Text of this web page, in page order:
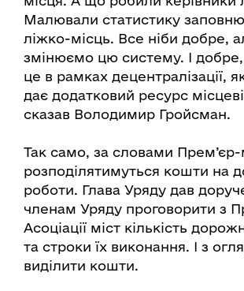
Малювали статистику
ліжко-місць. Все ніби добре,
змінюємо цю систему. І
це в рамках децентралізації,
дає додатковий ресурс
сказав Володимир Гройсман.
Так само, за словами Прем’єр-
розподілятимуться кошти на
роботи. Глава Уряду дав
членам Уряду проговорити з
Асоціації міст кількість
та строки їх виконання. І з
виділити кошти.